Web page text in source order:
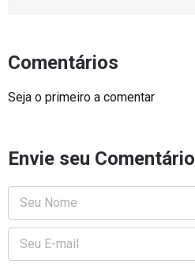
Comentários
Seja o primeiro a comentar
Envie seu Comentário